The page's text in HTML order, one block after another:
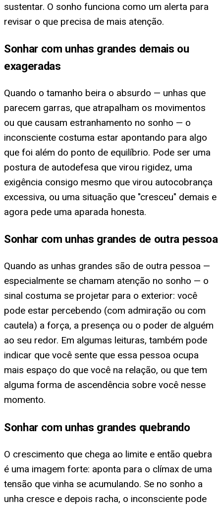
sustentar. O sonho funciona como um alerta para
revisar o que precisa de mais atenção.
Sonhar com unhas grandes demais ou
exageradas
Quando o tamanho beira o absurdo — unhas que
parecem garras, que atrapalham os movimentos
ou que causam estranhamento no sonho — o
inconsciente costuma estar apontando para algo
que foi além do ponto de equilíbrio. Pode ser uma
postura de autodefesa que virou rigidez, uma
exigência consigo mesmo que virou autocobrança
excessiva, ou uma situação que "cresceu" demais e
agora pede uma aparada honesta.
Sonhar com unhas grandes de outra pessoa
Quando as unhas grandes são de outra pessoa —
especialmente se chamam atenção no sonho — o
sinal costuma se projetar para o exterior: você
pode estar percebendo (com admiração ou com
cautela) a força, a presença ou o poder de alguém
ao seu redor. Em algumas leituras, também pode
indicar que você sente que essa pessoa ocupa
mais espaço do que você na relação, ou que tem
alguma forma de ascendência sobre você nesse
momento.
Sonhar com unhas grandes quebrando
O crescimento que chega ao limite e então quebra
é uma imagem forte: aponta para o clímax de uma
tensão que vinha se acumulando. Se no sonho a
unha cresce e depois racha, o inconsciente pode